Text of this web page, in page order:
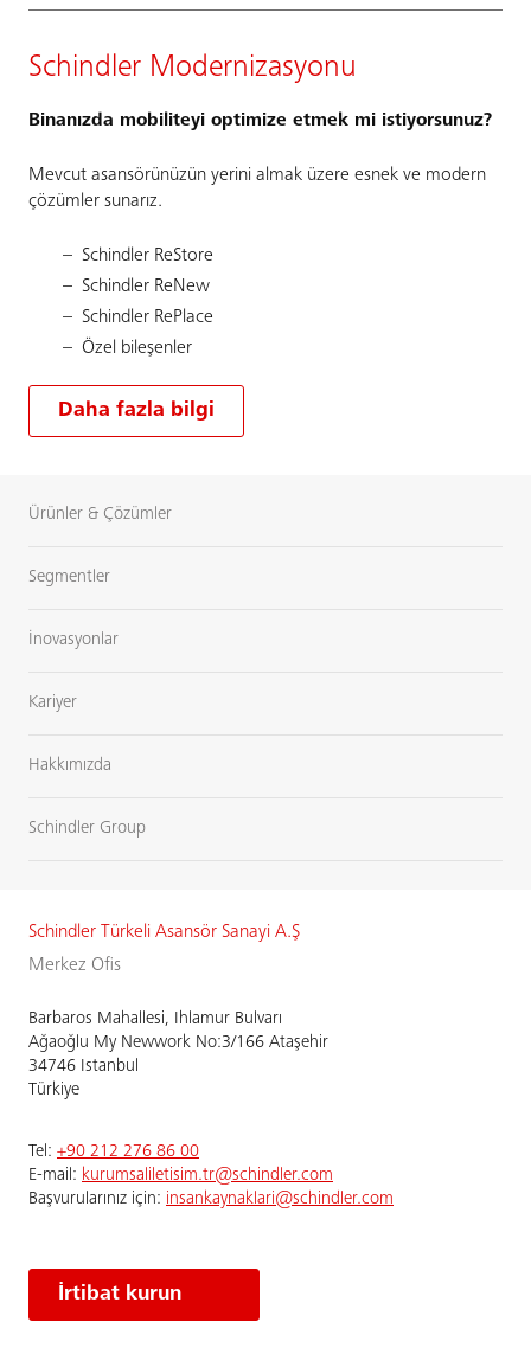
Schindler Modernizasyonu
Binanızda mobiliteyi optimize etmek mi istiyorsunuz?
Mevcut asansörünüzün yerini almak üzere esnek ve modern
çözümler sunarız.
Schindler ReStore
Schindler ReNew
Schindler RePlace
Özel bileşenler
Daha fazla bilgi
Ürünler & Çözümler
Segmentler
İnovasyonlar
Kariyer
Hakkımızda
Schindler Group
Schindler Türkeli Asansör Sanayi A.Ş
Merkez Ofis
Barbaros Mahallesi, Ihlamur Bulvarı
Ağaoğlu My Newwork No:3/166 Ataşehir
34746 Istanbul
Türkiye
Tel: +90 212 276 86 00
E-mail: kurumsaliletisim.tr@schindler.com
Başvurularınız için: insankaynaklari@schindler.com
İrtibat kurun